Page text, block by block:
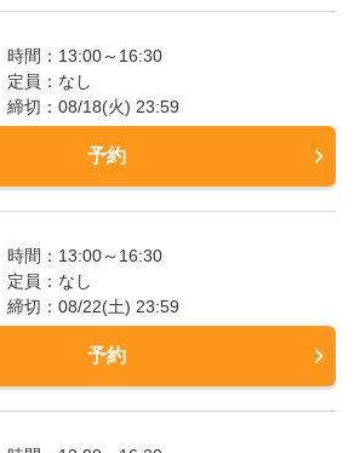
時間：13:00～16:30
定員：なし
締切：08/18(火) 23:59
予約
時間：13:00～16:30
定員：なし
締切：08/22(土) 23:59
予約